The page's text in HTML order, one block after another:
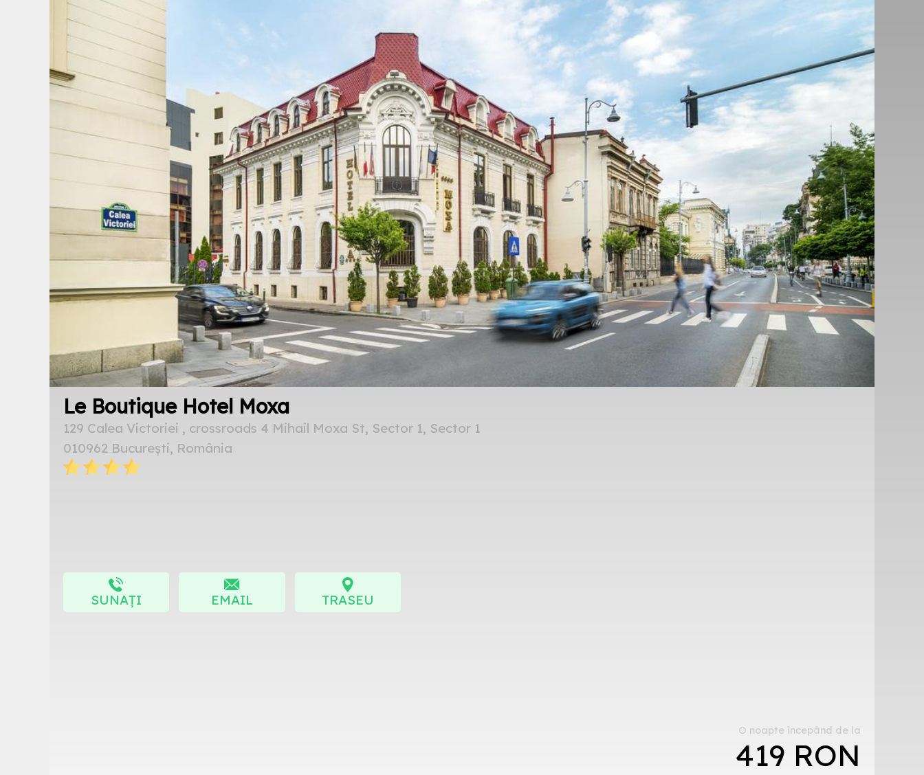
Le Boutique Hotel Moxa
129 Calea Victoriei , crossroads 4 Mihail Moxa St, Sector 1, Sector 1
010962 București, România
SUNAȚI EMAIL TRASEU
O noapte începând de la
419 RON